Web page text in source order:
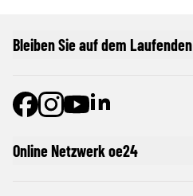
Online Netzwerk oe24
Bleiben Sie auf dem Laufenden